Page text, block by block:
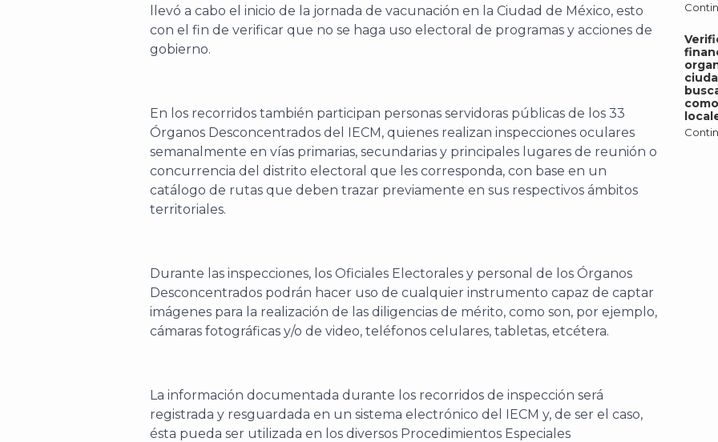
llevó a cabo el inicio de la jornada de vacunación en la Ciudad de México, esto
con el fin de verificar que no se haga uso electoral de programas y acciones de
gobierno.
En los recorridos también participan personas servidoras públicas de los 33
Órganos Desconcentrados del IECM, quienes realizan inspecciones oculares
semanalmente en vías primarias, secundarias y principales lugares de reunión o
concurrencia del distrito electoral que les corresponda, con base en un
catálogo de rutas que deben trazar previamente en sus respectivos ámbitos
territoriales.
Durante las inspecciones, los Oficiales Electorales y personal de los Órganos
Desconcentrados podrán hacer uso de cualquier instrumento capaz de captar
imágenes para la realización de las diligencias de mérito, como son, por ejemplo,
cámaras fotográficas y/o de video, teléfonos celulares, tabletas, etcétera.
La información documentada durante los recorridos de inspección será
registrada y resguardada en un sistema electrónico del IECM y, de ser el caso,
ésta pueda ser utilizada en los diversos Procedimientos Especiales